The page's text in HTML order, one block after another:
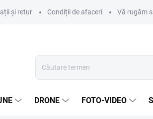
și retur Condiții de afaceri Vă rugăm
DRONE FOTO-VIDEO